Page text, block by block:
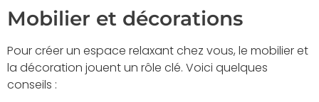
Mobilier et décorations
Pour créer un espace relaxant chez vous, le mobilier et
la décoration jouent un rôle clé. Voici quelques
conseils :